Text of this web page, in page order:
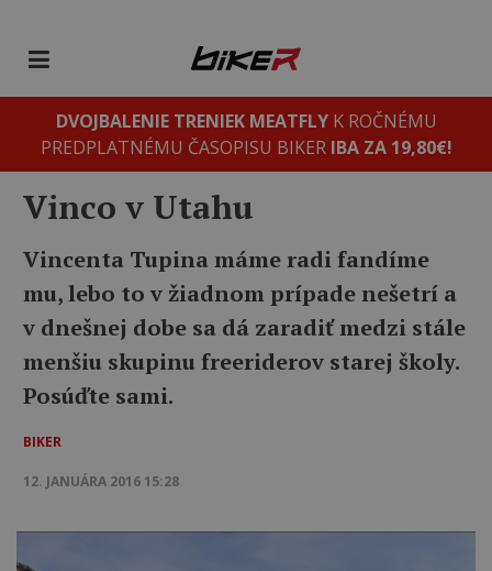
DVOJBALENIE TRENIEK MEATFLYK ROČNÉMU
PREDPLATNÉMU ČASOPISU BIKER IBA ZA 19,80€!
Vinco v Utahu
Vincenta Tupina máme radi fandíme
mu, lebo to v žiadnom prípade nešetrí a
v dnešnej dobe sa dá zaradiť medzi stále
menšiu skupinu freeriderov starej školy.
Posúďte sami.
BIKER
12. JANUÁRA 2016 15:28